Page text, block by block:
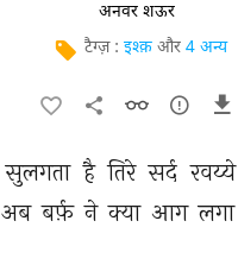
अनवर शऊर
टैग्ज़ : इश्क़ और 4 अन्य
सुलगता है तिरे सर्द रवय्ये
अब बर्फ़ ने क्या आग लगा